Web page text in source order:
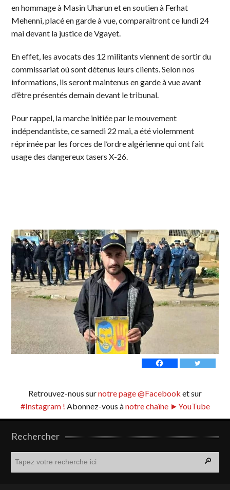
en hommage à Masin Uharun et en soutien à Ferhat
Mehenni, placé en garde à vue, comparaitront ce lundi 24
mai devant la justice de Vgayet.
En effet, les avocats des 12 militants viennent de sortir du
commissariat où sont détenus leurs clients. Selon nos
informations, ils seront maintenus en garde à vue avant
d’être présentés demain devant le tribunal.
Pour rappel, la marche initiée par le mouvement
indépendantiste, ce samedi 22 mai, a été violemment
réprimée par les forces de l’ordre algérienne qui ont fait
usage des dangereux tasers X-26.
Retrouvez-nous surnotre page @Facebook et sur
#Instagram ! Abonnez-vous ànotre chaîne ►YouTube
Rechercher